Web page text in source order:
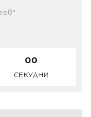
00
СЕКУДНИ